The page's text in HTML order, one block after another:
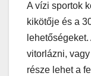
A vízi sportok
kikötője és a
vitorlázni,
része lehet a